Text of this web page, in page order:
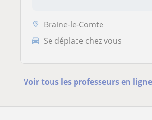
Braine-le-Comte
Se déplace chez vous
Voir tous les professeurs en